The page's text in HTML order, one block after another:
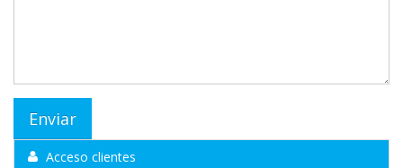
Acceso clientes